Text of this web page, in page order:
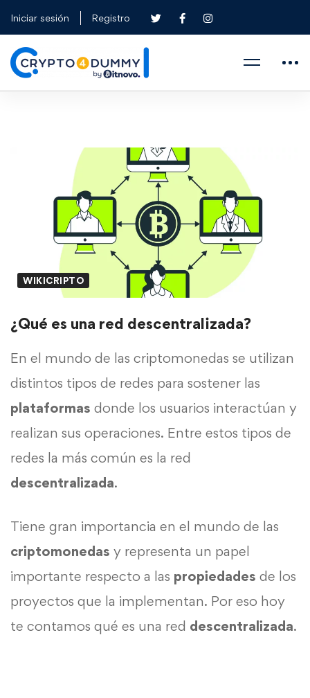
Iniciar sesión Registro
WIKICRIPTO
¿Qué es una red descentralizada?
En el mundo de las criptomonedas se utilizan
distintos tipos de redes para sostener las
plataformas donde los usuarios interactúan y
realizan sus operaciones. Entre estos tipos de
redes la más común es la red
descentralizada.
Tiene gran importancia en el mundo de las
criptomonedas y representa un papel
importante respecto a las propiedades de los
proyectos que la implementan. Por eso hoy
te contamos qué es una red descentralizada.